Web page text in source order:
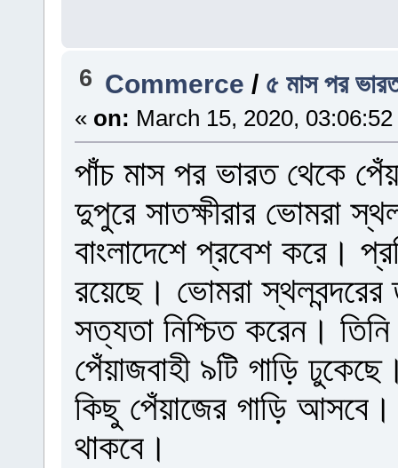
6 Commerce / ৫ মাস পর
« on: March 15, 2020,
পাঁচ মাস পর ভারত থেকে
দুপুরে সাতক্ষীরার ভোমরা
বাংলাদেশে প্রবেশ করে।
রয়েছে। ভোমরা
সত্যতা নিশ্চিত করেন।
পেঁয়াজবাহী ৯টি গাড়ি
কিছু পেঁয়াজের গাড়ি
থাকবে।